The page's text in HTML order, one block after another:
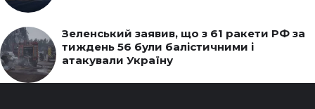
Зеленський заявив, що з 61 ракети РФ за
тиждень 56 були балістичними і
атакували Україну